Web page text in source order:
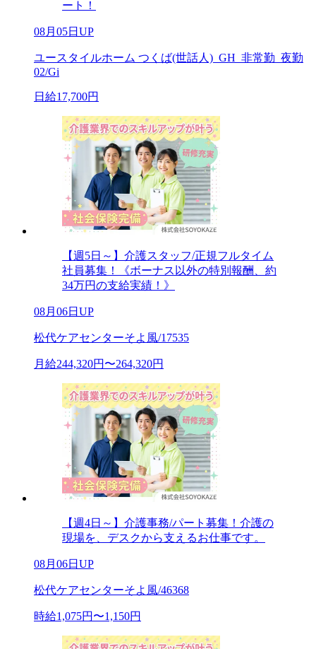
ート！
08月05日UP
ユースタイルホーム つくば(世話人)_GH_非常勤_夜勤
02/Gi
日給17,700円
【週5日～】介護スタッフ/正規フルタイム
社員募集！《ボーナス以外の特別報酬、約
34万円の支給実績！》
08月06日UP
松代ケアセンターそよ風/17535
月給244,320円〜264,320円
【週4日～】介護事務/パート募集！介護の
現場を、デスクから支えるお仕事です。
08月06日UP
松代ケアセンターそよ風/46368
時給1,075円〜1,150円